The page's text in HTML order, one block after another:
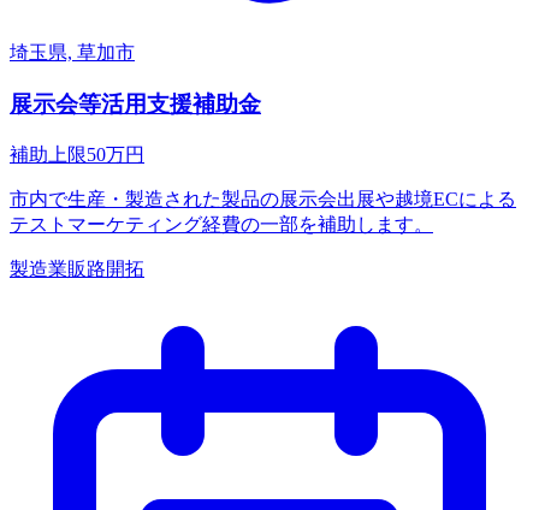
埼玉県, 草加市
展示会等活用支援補助金
補助上限50万円
市内で生産・製造された製品の展示会出展や越境ECによる
テストマーケティング経費の一部を補助します。
製造業販路開拓